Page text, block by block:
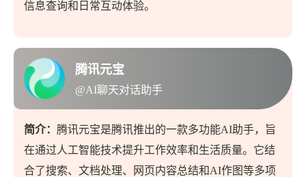
信息查询和日常互动体验。
腾讯元宝
@AI聊天对话助手
简介： 腾讯元宝是腾讯推出的一款多功能AI助手，旨
在通过人工智能技术提升工作效率和生活质量。它结
合了搜索、文档处理、网页内容总结和AI作图等多项